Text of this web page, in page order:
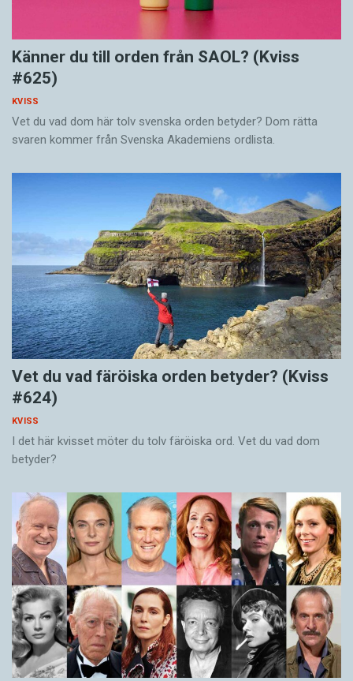
Känner du till orden från SAOL? (Kviss
#625)
KVISS
Vet du vad dom här tolv svenska orden betyder? Dom rätta
svaren kommer från Svenska Akademiens ordlista.
Vet du vad färöiska orden betyder? (Kviss
#624)
KVISS
I det här kvisset möter du tolv färöiska ord. Vet du vad dom
betyder?